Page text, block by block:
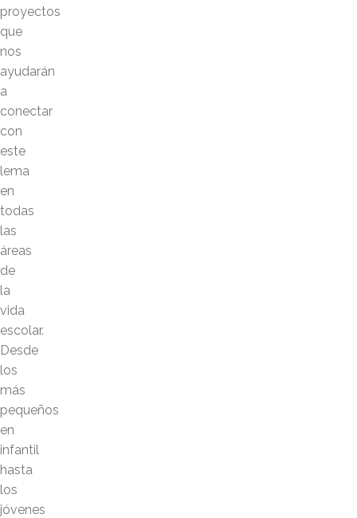
proyectos
que
nos
ayudarán
a
conectar
con
este
lema
en
todas
las
áreas
de
la
vida
escolar.
Desde
los
más
pequeños
en
infantil
hasta
los
jóvenes